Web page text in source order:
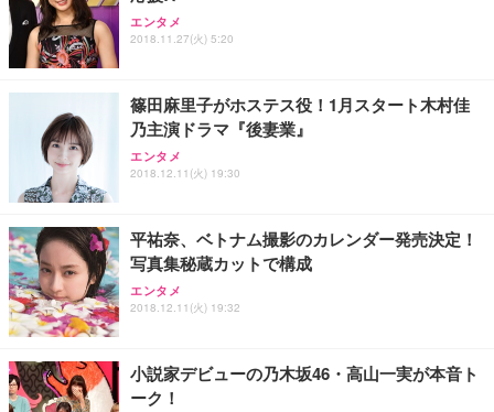
エンタメ
2018.11.27(火) 5:20
篠田麻里子がホステス役！1月スタート木村佳
乃主演ドラマ『後妻業』
エンタメ
2018.12.11(火) 19:30
平祐奈、ベトナム撮影のカレンダー発売決定！
写真集秘蔵カットで構成
エンタメ
2018.12.11(火) 19:32
小説家デビューの乃木坂46・高山一実が本音ト
ーク！